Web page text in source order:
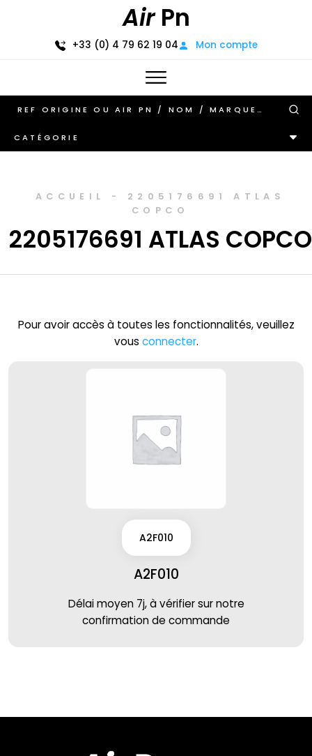
AirPn
+33 (0) 4 79 62 19 04 Mon compte
CATÉGORIE
ACCUEIL - 2205176691 ATLAS
COPCO
2205176691 ATLAS COPCO
Pour avoir accès à toutes les fonctionnalités, veuillez
vous connecter.
A2F010
A2F010
Délai moyen 7j, à vérifier sur notre
confirmation de commande